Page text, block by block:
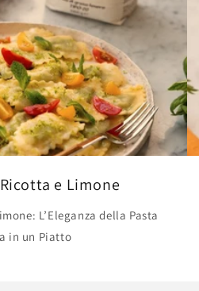
e Limone
L’Eleganza della Pasta
in un Piatto